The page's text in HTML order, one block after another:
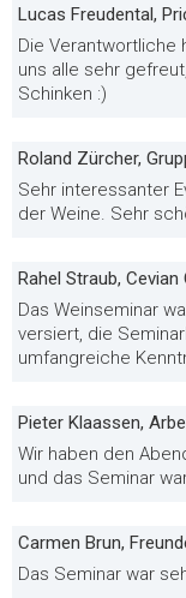
Lucas Freudental,
Die Verantwortliche
uns alle sehr
Schinken :)
Roland Zürcher,
Sehr interessanter
der Weine. Sehr
Rahel Straub, Cevian
Das Weinseminar
versiert, die
umfangreiche
Pieter Klaassen,
Wir haben den
und das Seminar
Carmen Brun,
Das Seminar war